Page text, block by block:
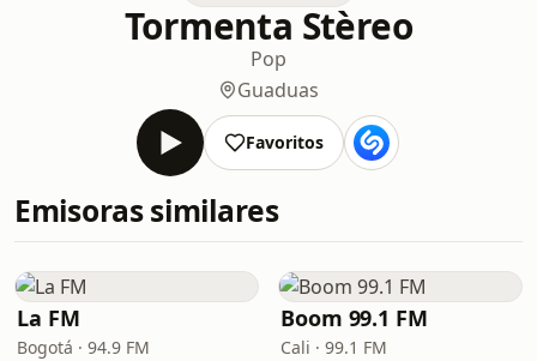
Tormenta Stèreo
Pop
Guaduas
Favoritos
Emisoras similares
La FM
Bogotá · 94.9 FM
Boom 99.1 FM
Cali · 99.1 FM